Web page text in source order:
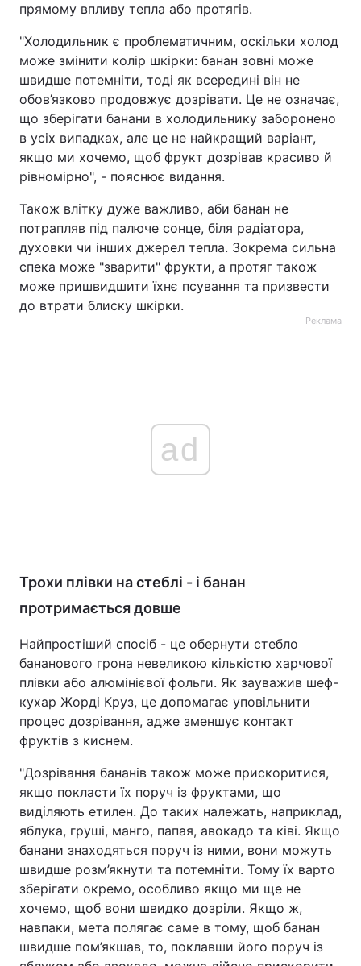
прямому впливу тепла або протягів.
"Холодильник є проблематичним, оскільки холод
може змінити колір шкірки: банан зовні може
швидше потемніти, тоді як всередині він не
обов’язково продовжує дозрівати. Це не означає,
що зберігати банани в холодильнику заборонено
в усіх випадках, але це не найкращий варіант,
якщо ми хочемо, щоб фрукт дозрівав красиво й
рівномірно", - пояснює видання.
Також влітку дуже важливо, аби банан не
потрапляв під палюче сонце, біля радіатора,
духовки чи інших джерел тепла. Зокрема сильна
спека може "зварити" фрукти, а протяг також
може пришвидшити їхнє псування та призвести
до втрати блиску шкірки.
Реклама
ad
Трохи плівки на стеблі - і банан
протримається довше
Найпростіший спосіб - це обернути стебло
бананового грона невеликою кількістю харчової
плівки або алюмінієвої фольги. Як зауважив шеф-
кухар Жорді Круз, це допомагає уповільнити
процес дозрівання, адже зменшує контакт
фруктів з киснем.
"Дозрівання бананів також може прискоритися,
якщо покласти їх поруч із фруктами, що
виділяють етилен. До таких належать, наприклад,
яблука, груші, манго, папая, авокадо та ківі. Якщо
банани знаходяться поруч із ними, вони можуть
швидше розм’якнути та потемніти. Тому їх варто
зберігати окремо, особливо якщо ми ще не
хочемо, щоб вони швидко дозріли. Якщо ж,
навпаки, мета полягає саме в тому, щоб банан
швидше пом’якшав, то, поклавши його поруч із